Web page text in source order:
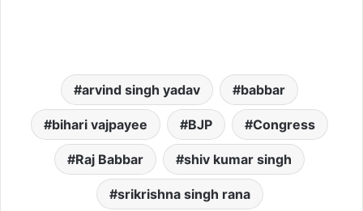
arvind singh yadav babbar
bihari vajpayee BJP Congress
Raj Babbar shiv kumar singh
srikrishna singh rana